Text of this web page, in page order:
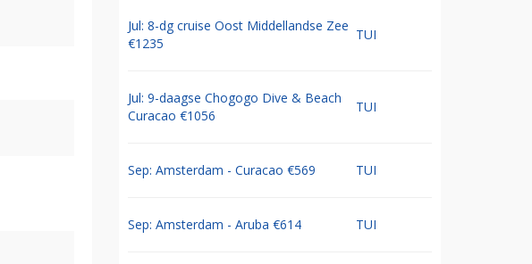
Jul: 8-dg cruise Oost Middellandse Zee
€1235
TUI
Jul: 9-daagse Chogogo Dive & Beach
Curacao €1056
TUI
Sep: Amsterdam - Curacao €569 TUI
Sep: Amsterdam - Aruba €614 TUI